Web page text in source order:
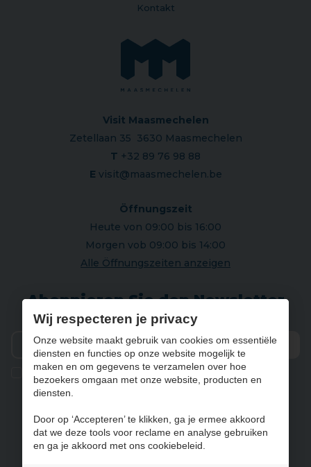
Kontakt
Visit Maasmechelen
Zetellaan 35 3630 Maasmechelen
T +32 89 76 98 88
E visit@maasmechelen.be
Öffnungszeit
Heute von 09:00 bis 16:00
Morgen vob 09:00 bis 14:00
Alle Öffnungszeiten anzeigen
Abonnieren Sie den Newsletter
Ik geef de toestemming om mijn gegevens te bewaren en
verwerken zoals aangegeven in onzeprivacy statement
NL DE EN
Wij respecteren je privacy
Onze website maakt gebruik van cookies om essentiële
diensten en functies op onze website mogelijk te
maken en om gegevens te verzamelen over hoe
bezoekers omgaan met onze website, producten en
diensten.
Door op ‘Accepteren’ te klikken, ga je ermee akkoord
dat we deze tools voor reclame en analyse gebruiken
en ga je akkoord met ons cookiebeleid.